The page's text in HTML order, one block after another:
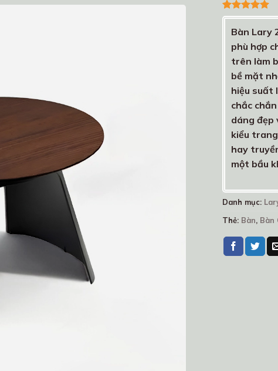
5.00trên 5
dựa trên
1
đánh giá
Bàn Lary
phù hợp
trên làm
bề mặt
hiệu suất
chắc
dáng đẹp
kiểu
hay
một bầu
Danh mục:
Thẻ: Bàn, Bàn